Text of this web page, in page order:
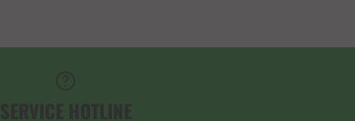
SERVICE HOTLINE